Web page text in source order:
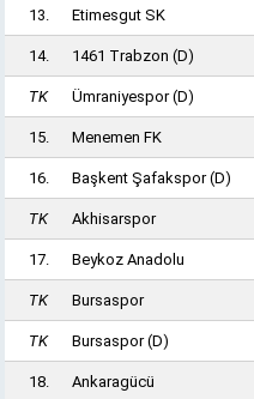
13. Etimesgut SK
14. 1461 Trabzon (D)
TK Ümraniyespor(D)
15. Menemen FK
16. Başkent Şafakspor(D)
TK Akhisarspor
17. Beykoz Anadolu
TK Bursaspor
TK Bursaspor(D)
18. Ankaragücü